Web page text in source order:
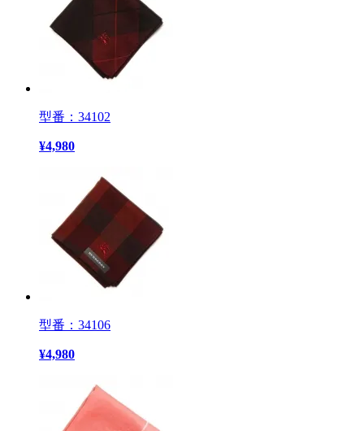
型番：34102
¥4,980
型番：34106
¥4,980